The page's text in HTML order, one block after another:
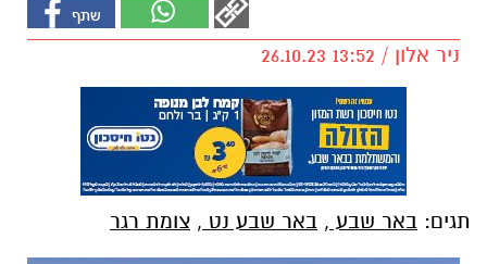
ניר אלון / 13:52 26.10.23
תגים: באר שבע , באר שבע נט , צומת רגר